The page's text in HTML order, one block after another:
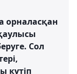
Сол
күтіп